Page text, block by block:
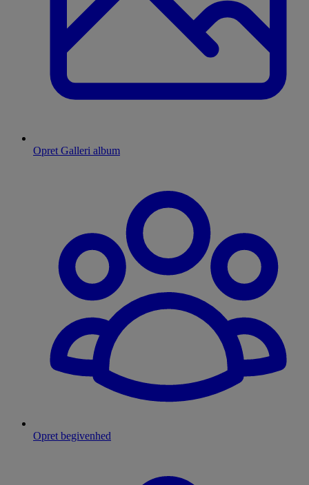
Opret Galleri album
Opret begivenhed